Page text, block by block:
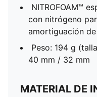
NITROFOAM™
con nitrógeno
amortiguación
Peso: 194 g
40 mm / 32 mm
MATERIAL DE